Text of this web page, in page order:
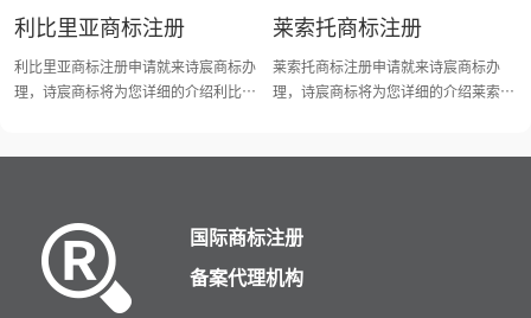
利比里亚商标注册
利比里亚商标注册申请就来诗宸商标办
理，诗宸商标将为您详细的介绍利比里
利比里亚商标简介、利比里亚商标注册
申请所需资料及流程。
莱索托商标注册
莱索托商标注册申请就来诗宸商标办
理，诗宸商标将为您详细的介绍莱索托
托商标简介、莱索托商标注册申请所需
资料及流程。
国际商标注册
备案代理机构